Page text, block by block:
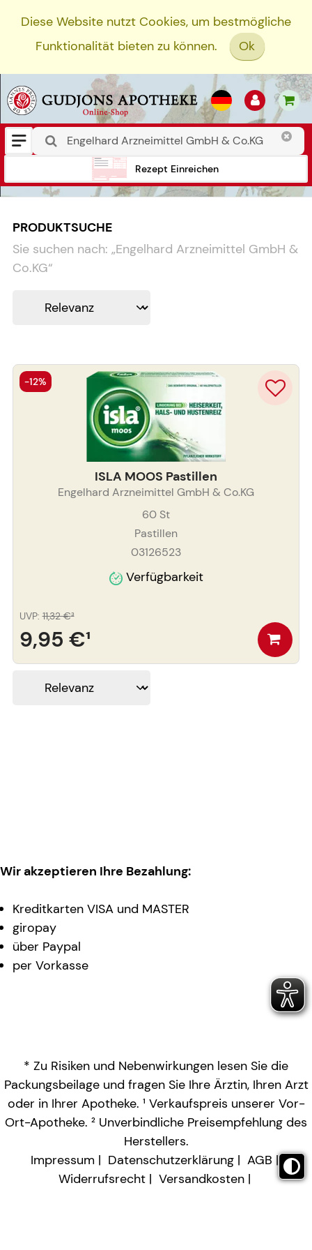
Diese Website nutzt Cookies, um bestmögliche
Funktionalität bieten zu können.
Ok
Rezept Einreichen
PRODUKTSUCHE
Sie suchen nach: „Engelhard Arzneimittel GmbH &
Co.KG“
ISLA MOOS Pastillen
Engelhard Arzneimittel GmbH & Co.KG
60 St
Pastillen
03126523
Verfügbarkeit
9,95 €¹
UVP: 11,32 €³
-12%
Wir akzeptieren Ihre Bezahlung:
Kreditkarten VISA und MASTER
giropay
über Paypal
per Vorkasse
* Zu Risiken und Nebenwirkungen lesen Sie die
Packungsbeilage und fragen Sie Ihre Ärztin, Ihren Arzt
oder in Ihrer Apotheke. ¹ Verkaufspreis unserer Vor-
Ort-Apotheke. ² Unverbindliche Preisempfehlung des
Herstellers.
Impressum
Datenschutzerklärung
AGB
Widerrufsrecht
Versandkosten